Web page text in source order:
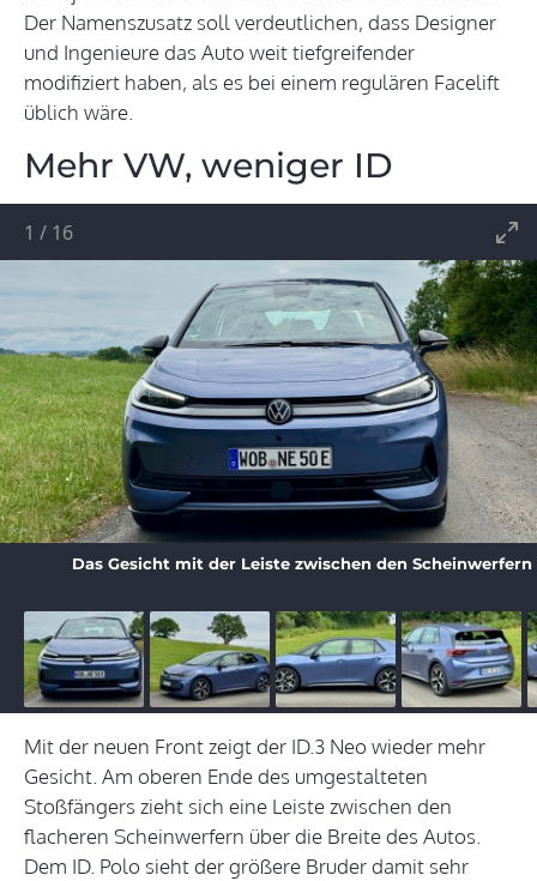
Der Namenszusatz soll verdeutlichen, dass Designer
und Ingenieure das Auto weit tiefgreifender
modifiziert haben, als es bei einem regulären Facelift
üblich wäre.
Mehr VW, weniger ID
Das Gesicht mit der Leiste zwischen den
1 / 16
Mit der neuen Front zeigt der ID.3 Neo wieder mehr
Gesicht. Am oberen Ende des umgestalteten
Stoßfängers zieht sich eine Leiste zwischen den
flacheren Scheinwerfern über die Breite des Autos.
Dem ID. Polo sieht der größere Bruder damit sehr